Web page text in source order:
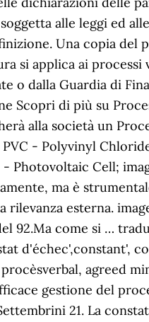
alle leggi ed
Una copia del
si applica ai processi
o dalla Guardia di
Scopri di più su
alla società un
- Polyvinyl
Photovoltaic Cell;
ma è
esterna.
92.Ma come si …
d'échec',constant',
agreed
gestione del
21. La